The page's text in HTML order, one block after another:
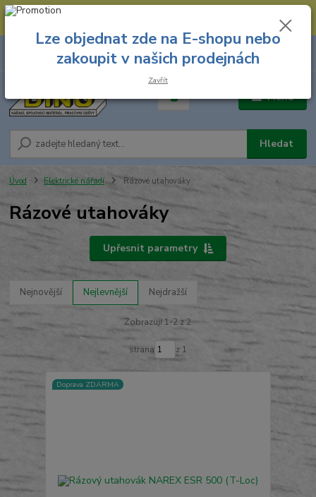
--- Spojovací materiál: 774 431 045 --- Prodejna nářadí: 731 449 423 --
Menu
Hledat
8.00 hod. - 16.00 hod.
za
Úvod Elektrické nářadí Rázové utahováky
Rázové utahováky
Upřesnit parametry
Nejnovější Nejlevnější Nejdražší
Zobrazuji 1-2 z 2
strana z 1
Doprava ZDARMA
Lze objednat zde na E-shopu nebo
zakoupit v našich prodejnách
Zavřít